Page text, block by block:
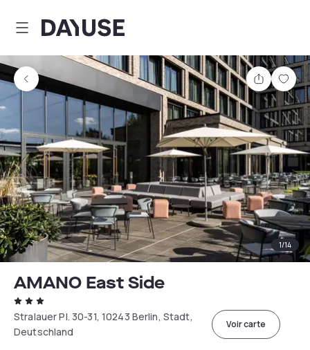
Dayuse
Partager
1/14
AMANO East Side
Stralauer Pl. 30-31, 10243 Berlin, Stadt,
Deutschland
Voir carte